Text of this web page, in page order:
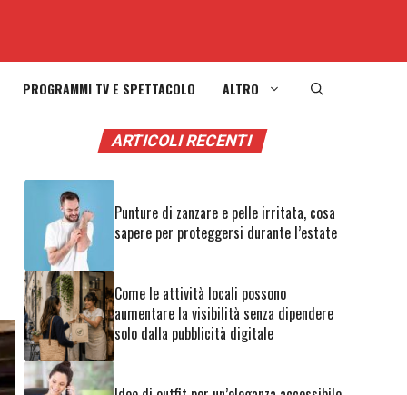
PROGRAMMI TV E SPETTACOLO ALTRO
ARTICOLI RECENTI
Punture di zanzare e pelle irritata, cosa
sapere per proteggersi durante l’estate
Come le attività locali possono
aumentare la visibilità senza dipendere
solo dalla pubblicità digitale